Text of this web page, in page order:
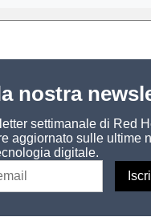
nostra
settimanale di Red
aggiornato sulle ultime
digitale.